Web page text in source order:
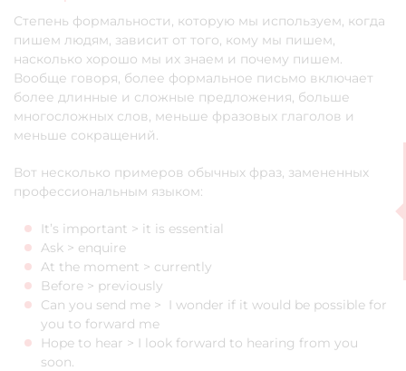
Степень формальности, которую мы используем, когда
пишем людям, зависит от того, кому мы пишем,
насколько хорошо мы их знаем и почему пишем.
Вообще говоря, более формальное письмо включает
более длинные и сложные предложения, больше
многосложных слов, меньше фразовых глаголов и
меньше сокращений.
Вот несколько примеров обычных фраз, замененных
профессиональным языком:
It’s important > it is essential
Ask > enquire
At the moment > currently
Before > previously
Can you send me > I wonder if it would be possible for
you to forward me
Hope to hear > I look forward to hearing from you
soon.